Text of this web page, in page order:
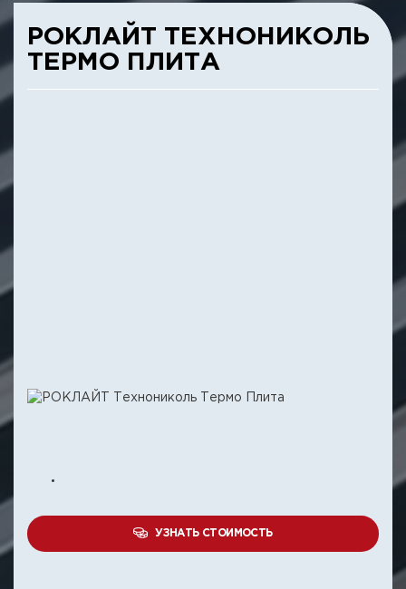
РОКЛАЙТ ТЕХНОНИКОЛЬ
ТЕРМО ПЛИТА
УЗНАТЬ СТОИМОСТЬ